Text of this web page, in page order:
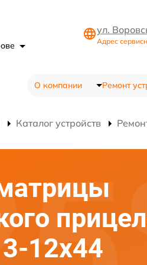
ул.
Адрес
О компании Ремонт
Каталог устройств
12x44